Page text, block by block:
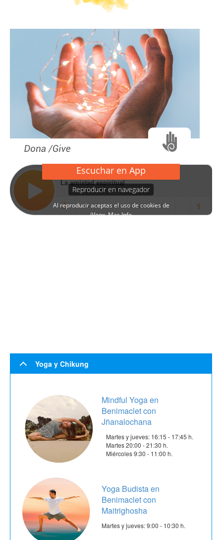
Yoga y Chikung
Mindful Yoga en
Benimaclet con
Jñanalochana
Martes y jueves: 16:15 - 17:45 h.
Martes 20:00 - 21:30 h.
Miércoles 9:30 - 11:00 h.
Yoga Budista en
Benimaclet con
Maitrighosha
Martes y jueves: 9:00 - 10:30 h.